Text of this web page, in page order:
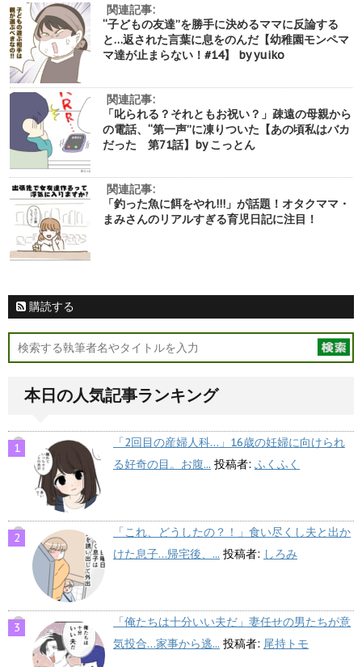
関連記事:
“子どもの友達”を勝手に決めるママに反論する
と…返された言葉に息をのんだ【幼稚園モンペマ
マ達が止まらない！#14】 by yuiko
関連記事:
「叱られる？それともお祝い？」疎遠の母親から
の電話、“第一声”に凍りついた【あの頃私はバカ
だった 第71話】by こっとん
関連記事:
「釣った魚に餌をやれ!!!」が話題！オタクママ・
まみさんのリアルすぎる育児日記に注目！
購読する
本日の人気記事ランキング
「2回目の産婦人科…」16歳の妊婦に向けられ
る好奇の目。お腹... 投稿者: ふくふく
「これ、どうしたの？！」食い尽くし夫と出か
けた息子…帰宅後、... 投稿者: しろみ
「俺たちは十分いい夫だ」妻任せの男たちが意
気投合…家事から逃... 投稿者: 尾持トモ